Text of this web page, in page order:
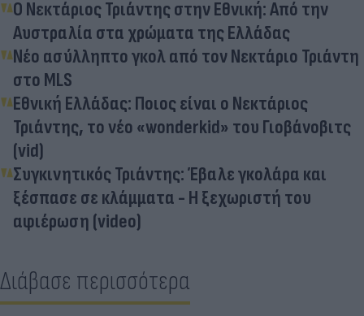
Ο Νεκτάριος Τριάντης στην Εθνική: Από την
Αυστραλία στα χρώματα της Ελλάδας
Νέο ασύλληπτο γκολ από τον Νεκτάριο Τριάντη
στο MLS
Εθνική Ελλάδας: Ποιος είναι ο Νεκτάριος
Τριάντης, το νέο «wonderkid» του Γιοβάνοβιτς
(vid)
Συγκινητικός Τριάντης: Έβαλε γκολάρα και
ξέσπασε σε κλάμματα - Η ξεχωριστή του
αφιέρωση (video)
Διάβασε περισσότερα